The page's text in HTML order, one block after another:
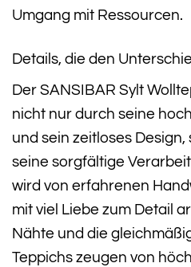
Umgang mit Ressourcen.
Details, die den
Der SANSIBAR Sylt
nicht nur durch seine
und sein zeitloses
seine sorgfältige
wird von erfahrenen
mit viel Liebe zum Detail
Nähte und die
Teppichs zeugen von